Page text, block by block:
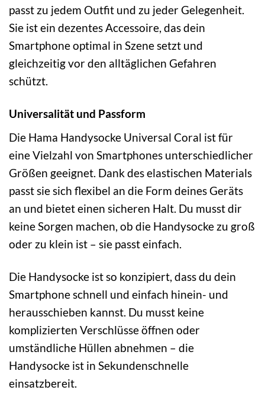
passt zu jedem Outfit und zu jeder Gelegenheit.
Sie ist ein dezentes Accessoire, das dein
Smartphone optimal in Szene setzt und
gleichzeitig vor den alltäglichen Gefahren
schützt.
Universalität und Passform
Die Hama Handysocke Universal Coral ist für
eine Vielzahl von Smartphones unterschiedlicher
Größen geeignet. Dank des elastischen Materials
passt sie sich flexibel an die Form deines Geräts
an und bietet einen sicheren Halt. Du musst dir
keine Sorgen machen, ob die Handysocke zu groß
oder zu klein ist – sie passt einfach.
Die Handysocke ist so konzipiert, dass du dein
Smartphone schnell und einfach hinein- und
herausschieben kannst. Du musst keine
komplizierten Verschlüsse öffnen oder
umständliche Hüllen abnehmen – die
Handysocke ist in Sekundenschnelle
einsatzbereit.